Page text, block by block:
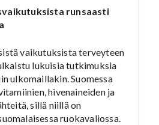
runsaasti
vaikutuksista terveyteen
lukuisia tutkimuksia
ulkomaillakin. Suomessa
hivenaineiden ja
sillä niillä on
ruokavaliossa.